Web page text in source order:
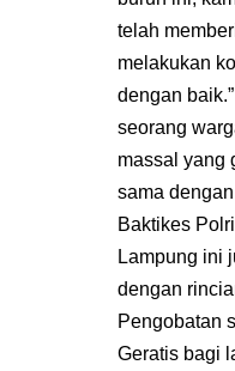
telah
melakukan
dengan
seorang
massal yang
sama
Baktikes
Lampung ini
dengan
Pengobatan
Geratis bagi